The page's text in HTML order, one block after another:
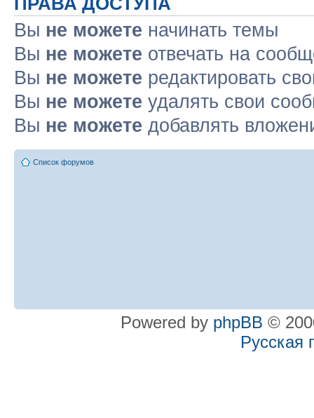
Вы не можете начинать темы
Вы не можете отвечать на
Вы не можете редактировать
Вы не можете удалять свои
Вы не можете добавлять
Список форумов
Powered by phpBB ©
Русская